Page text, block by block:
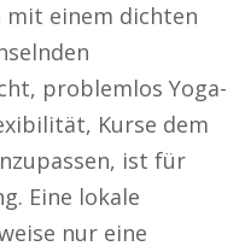
mit einem dichten
problemlos Yoga-
Kurse dem
ist für
Eine lokale
nur eine